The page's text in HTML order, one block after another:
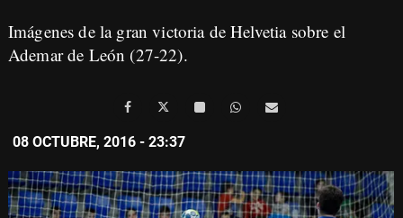
Imágenes de la gran victoria de Helvetia sobre el
Ademar de León (27-22).
08 OCTUBRE, 2016 - 23:37